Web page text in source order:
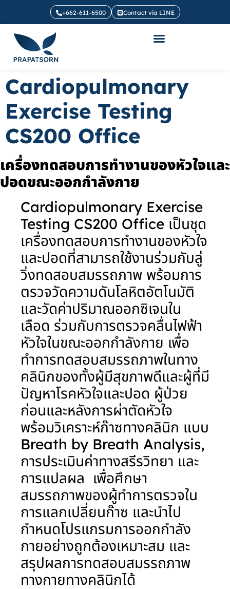
+662-611-6500 Contact via LINE
Cardiopulmonary
Exercise Testing
CS200 Office
เครื่องทดสอบการทำงานของหัวใจและ
ปอดขณะออกกำลังกาย
Cardiopulmonary Exercise
Testing CS200 Office เป็นชุด
เครื่องทดสอบการทำงานของหัวใจ
และปอดที่สามารถใช้งานร่วมกับลู่
วิ่งทดสอบสมรรถภาพ พร้อมการ
ตรวจวัดความดันโลหิตอัตโนมัติ
และวัดค่าปริมาณออกซิเจนใน
เลือด ร่วมกับการตรวจคลื่นไฟฟ้า
หัวใจในขณะออกกำลังกาย เพื่อ
ทำการทดสอบสมรรถภาพในทาง
คลินิกของทั้งผู้มีสุขภาพดีและผู้ที่มี
ปัญหาโรคหัวใจและปอด ผู้ป่วย
ก่อนและหลังการผ่าตัดหัวใจ
พร้อมวิเคราะห์ก๊าซทางคลินิก แบบ
Breath by Breath Analysis,
การประเมินค่าทางสรีรวิทยา และ
การแปลผล เพื่อศึกษา
สมรรถภาพของผู้ทำการตรวจใน
การแลกเปลี่ยนก๊าซ และนำไป
กำหนดโปรแกรมการออกกำลัง
กายอย่างถูกต้องเหมาะสม และ
สรุปผลการทดสอบสมรรถภาพ
ทางกายทางคลินิกได้